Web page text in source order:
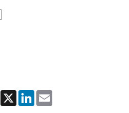
Facebook
X LinkedIn